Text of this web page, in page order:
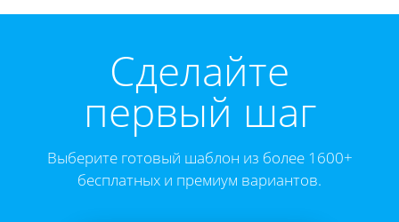
Cделайте
первый шаг
Выберите готовый шаблон из более 1600+
бесплатных и премиум вариантов.